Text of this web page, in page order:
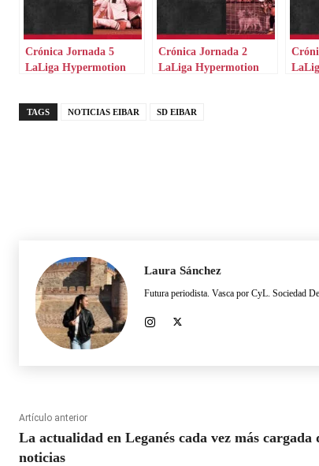
Crónica Jornada 5
LaLiga Hypermotion
Crónica Jornada 2
LaLiga Hypermotion
TAGS NOTICIAS EIBAR SD EIBAR
Laura Sánchez
Futura periodista. Vasca por CyL. Sociedad
Artículo anterior
La actualidad en Leganés cada vez más cargada
noticias